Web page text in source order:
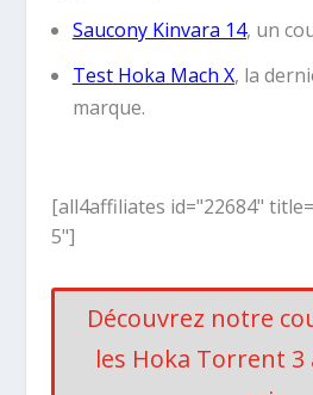
Saucony Kinvara 14, un
Test Hoka Mach X, la
marque.
[all4affiliates id="22684"
5"]
Découvrez notre
les Hoka Torrent